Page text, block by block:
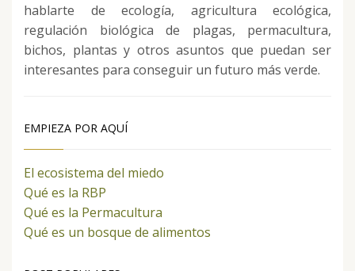
hablarte de ecología, agricultura ecológica,
regulación biológica de plagas, permacultura,
bichos, plantas y otros asuntos que puedan ser
interesantes para conseguir un futuro más verde.
EMPIEZA POR AQUÍ
El ecosistema del miedo
Qué es la RBP
Qué es la Permacultura
Qué es un bosque de alimentos